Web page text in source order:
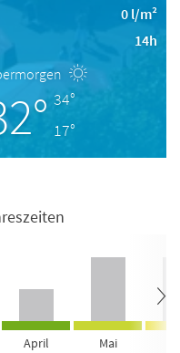
0 l/m²
14h
34°
17°
April Mai